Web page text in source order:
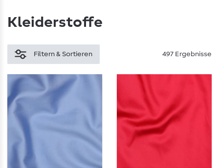
Kleiderstoffe
Filtern & Sortieren 497 Ergebnisse